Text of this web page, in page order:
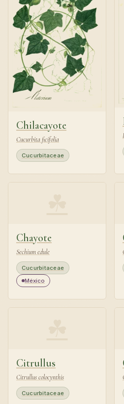
Chilacayote
Cucurbita ficifolia
Cucurbitaceae
Chayote
Sechium edule
Cucurbitaceae
México
Citrullus
Citrullus colocynthis
Cucurbitaceae